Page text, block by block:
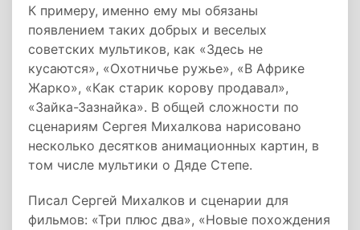
К примеру, именно ему мы обязаны
появлением таких добрых и веселых
советских мультиков, как «Здесь не
кусаются», «Охотничье ружье», «В Африке
Жарко», «Как старик корову продавал»,
«Зайка-Зазнайка». В общей сложности по
сценариям Сергея Михалкова нарисовано
несколько десятков анимационных картин, в
том числе мультики о Дяде Степе.
Писал Сергей Михалков и сценарии для
фильмов: «Три плюс два», «Новые похождения